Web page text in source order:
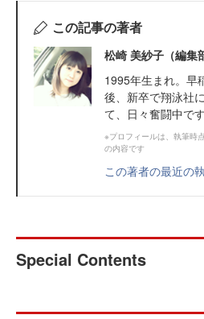
この記事の著者
松崎 美紗子（編集
1995年生まれ。早
後、新卒で翔泳社
て、日々奮闘中です
※プロフィールは、執筆時
の内容です
この著者の最近の
Special Contents